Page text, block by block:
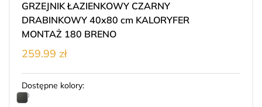
GRZEJNIK ŁAZIENKOWY CZARNY
DRABINKOWY 40x80 cm KALORYFER
MONTAŻ 180 BRENO
259.99 zł
Dostępne kolory: